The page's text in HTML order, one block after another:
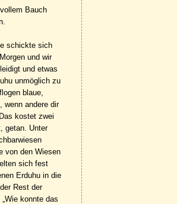
Bauch
schickte sich
und wir
und etwas
unmöglich zu
blaue,
wenn andere dir
kostet zwei
getan. Unter
von den Wiesen
sich fest
Erduhu in die
Rest der
konnte das